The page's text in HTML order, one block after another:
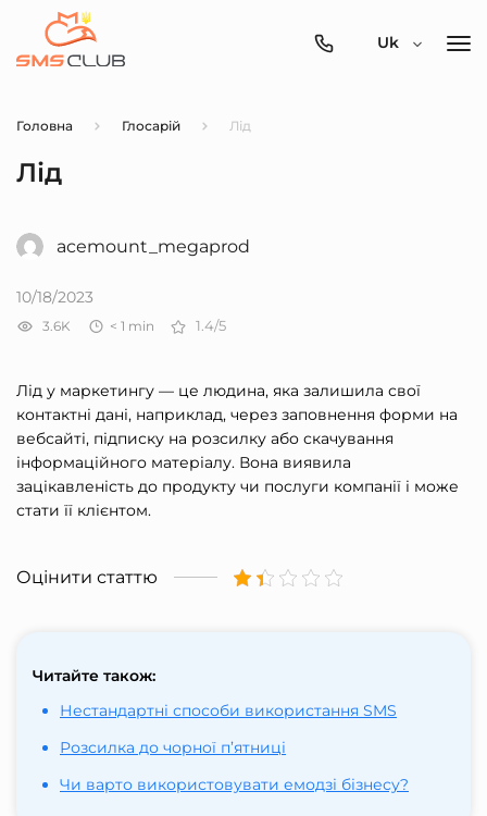
0800-
Uk
Головна Глосарій Лід
Лід
acemount_megaprod
10/18/2023
3.6K < 1 min 1.4/5
Лід у маркетингу — це людина, яка залишила свої
контактні дані, наприклад, через заповнення форми на
вебсайті, підписку на розсилку або скачування
інформаційного матеріалу. Вона виявила
зацікавленість до продукту чи послуги компанії і може
стати її клієнтом.
Оцінити статтю
Читайте також:
Нестандартні способи використання SMS
Розсилка до чорної п’ятниці
Чи варто використовувати емодзі бізнесу?